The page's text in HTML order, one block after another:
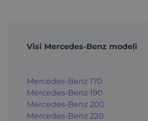
Visi Mercedes-Benz modeļi
Mercedes-Benz 170
Mercedes-Benz 190
Mercedes-Benz 200
Mercedes-Benz 220